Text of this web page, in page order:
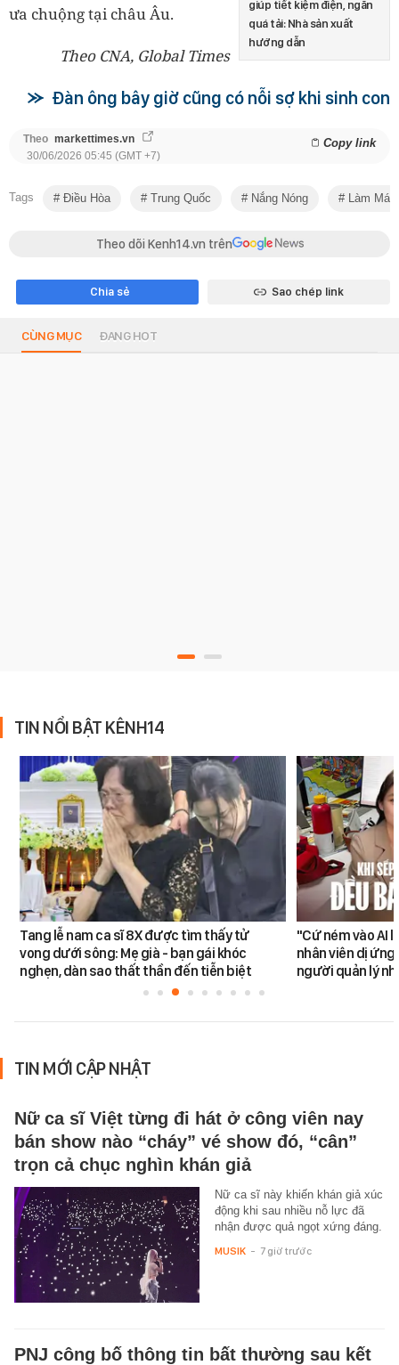
giúp tiết kiệm điện, ngăn
quá tải: Nhà sản xuất
hướng dẫn
ưa chuộng tại châu Âu.
Theo CNA, Global Times
Đàn ông bây giờ cũng có nỗi sợ khi sinh con
Theo markettimes.vn Copy link
30/06/2026 05:45 (GMT +7)
Tags Điều Hòa Trung Quốc Nắng Nóng Làm Mát
Theo dõi Kenh14.vn trên
Chia sẻ Sao chép link
CÙNG MỤC ĐANG HOT
TIN NỔI BẬT KÊNH14
Tang lễ nam ca sĩ 8X được tìm thấy tử
vong dưới sông: Mẹ già - bạn gái khóc
nghẹn, dàn sao thất thần đến tiễn biệt
"Cứ ném vào AI
nhân viên dị ứng
người quản lý
TIN MỚI CẬP NHẬT
Nữ ca sĩ Việt từng đi hát ở công viên nay
bán show nào “cháy” vé show đó, “cân”
trọn cả chục nghìn khán giả
Nữ ca sĩ này khiến khán giả xúc
động khi sau nhiều nỗ lực đã
nhận được quả ngọt xứng đáng.
MUSIK - 7 giờ trước
PNJ công bố thông tin bất thường sau kết